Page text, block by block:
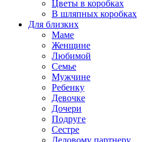
Цветы в коробках
В шляпных коробках
Для близких
Маме
Женщине
Любимой
Семье
Мужчине
Ребенку
Девочке
Дочери
Подруге
Сестре
Деловому партнеру